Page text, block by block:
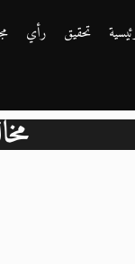
تحقيق رأي